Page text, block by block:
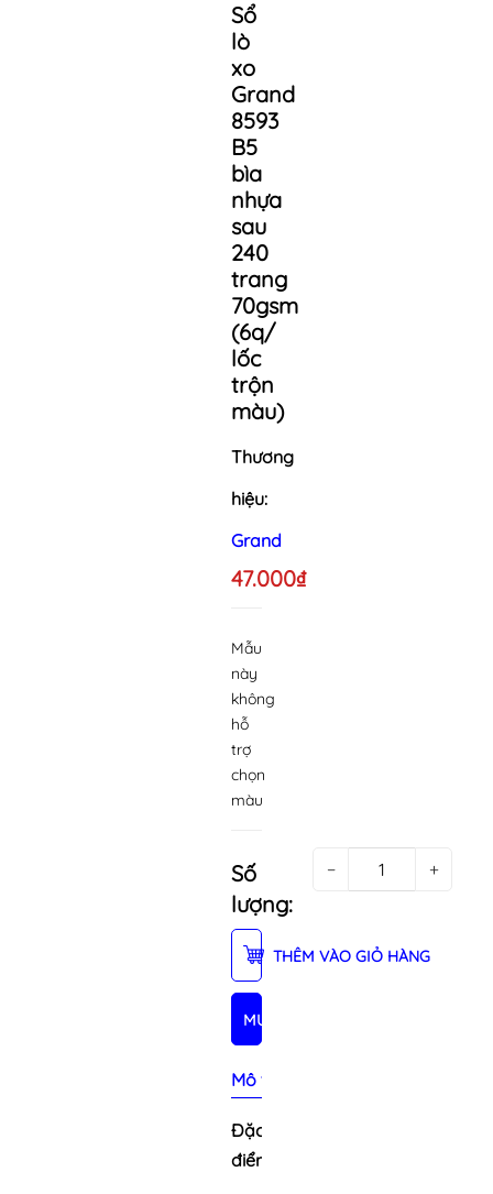
Sổ
lò
xo
Grand
8593
B5
bìa
nhựa
sau
240
trang
70gsm
(6q/
lốc
trộn
màu)
Thương
hiệu:
Grand
47.000₫
Mẫu
này
không
hỗ
trợ
chọn
màu
Số
lượng:
− +
THÊM VÀO GIỎ HÀNG
MUA NGAY
Mô tả sản phẩm
Đặc
điểm: